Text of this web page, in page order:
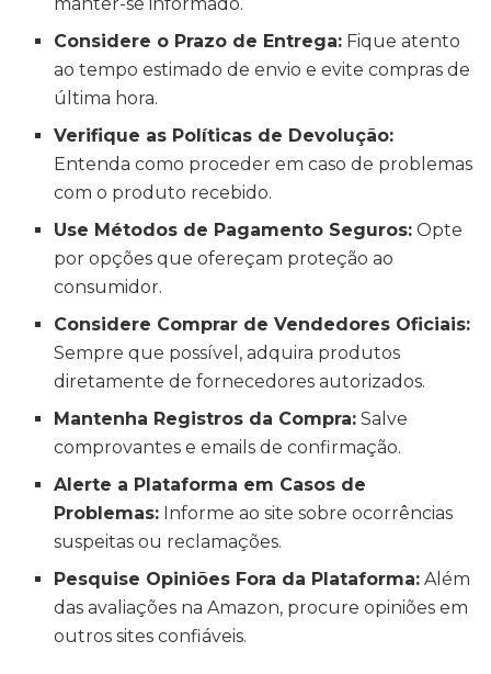
manter-se informado.
Considere o Prazo de Entrega: Fique atento
ao tempo estimado de envio e evite compras de
última hora.
Verifique as Políticas de Devolução:
Entenda como proceder em caso de problemas
com o produto recebido.
Use Métodos de Pagamento Seguros: Opte
por opções que ofereçam proteção ao
consumidor.
Considere Comprar de Vendedores Oficiais:
Sempre que possível, adquira produtos
diretamente de fornecedores autorizados.
Mantenha Registros da Compra: Salve
comprovantes e emails de confirmação.
Alerte a Plataforma em Casos de
Problemas: Informe ao site sobre ocorrências
suspeitas ou reclamações.
Pesquise Opiniões Fora da Plataforma: Além
das avaliações na Amazon, procure opiniões em
outros sites confiáveis.